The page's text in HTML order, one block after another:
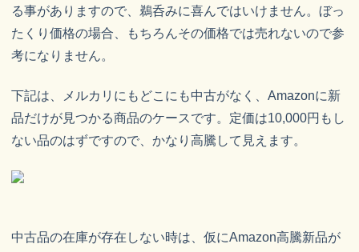
る事がありますので、鵜呑みに喜んではいけません。ぼっ
たくり価格の場合、もちろんその価格では売れないので参
考になりません。
下記は、メルカリにもどこにも中古がなく、Amazonに新
品だけが見つかる商品のケースです。定価は10,000円もし
ない品のはずですので、かなり高騰して見えます。
中古品の在庫が存在しない時は、仮にAmazon高騰新品が